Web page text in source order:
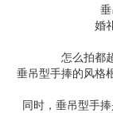
婚
怎么拍都
垂吊型手捧的风格
同时，垂吊型手